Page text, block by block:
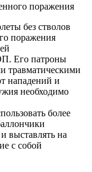
поражения
без стволов
поражения
Его патроны
травматическими
нападений и
необходимо
более
выставлять на
с собой